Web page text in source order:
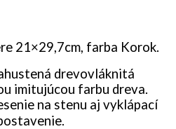
21×29,7cm, farba Korok.
drevovláknitá
imitujúcou farbu dreva.
na stenu aj vyklápací